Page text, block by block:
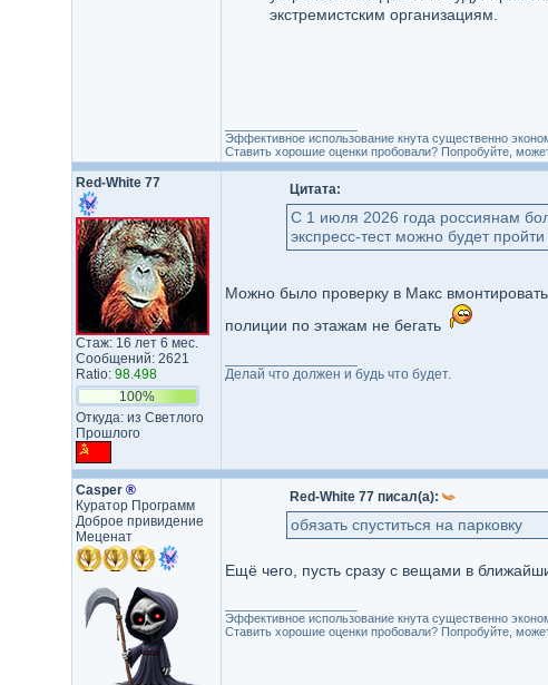
экстремистским организациям.
Эффективное использование кнута существенно
Ставить хорошие оценки пробовали? Попробуйте,
Red-White 77
Стаж: 16 лет 6 мес.
Сообщений: 2621
Ratio: 98.498
100%
Откуда: из Светлого
Прошлого
Цитата:
С 1 июля 2026 года россиянам
экспресс-тест можно будет
Можно было проверку в Макс вмонтировать
полиции по этажам не бегать
Делай что должен и будь что будет.
Casper ®
Куратор Программ
Доброе привидение
Меценат
Red-White 77 писал(а):
обязать спуститься на парковку
Ещё чего, пусть сразу с вещами в
Эффективное использование кнута существенно
Ставить хорошие оценки пробовали? Попробуйте,